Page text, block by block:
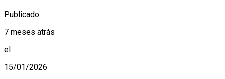
Publicado
7 meses atrás
el
15/01/2026